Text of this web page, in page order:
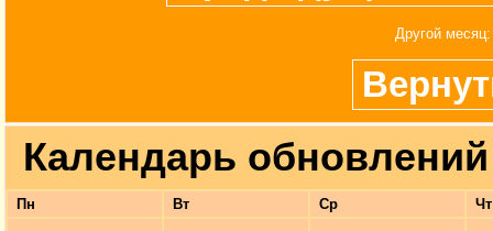
Другой
Календарь обновлений
Пн Вт Ср Чт